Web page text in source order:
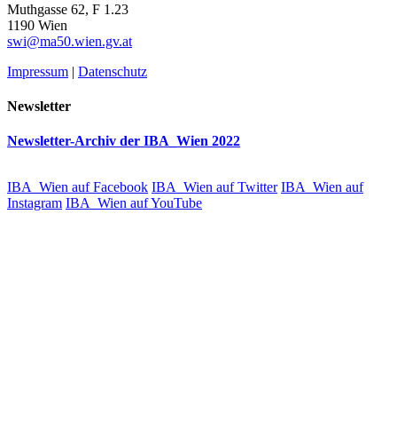
Muthgasse 62, F 1.23
1190 Wien
swi@ma50.wien.gv.at
Impressum | Datenschutz
Newsletter
Newsletter-Archiv der IBA_Wien 2022
IBA_Wien auf Facebook IBA_Wien auf Twitter IBA_Wien auf
Instagram IBA_Wien auf YouTube